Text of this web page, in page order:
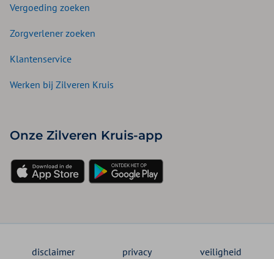
Vergoeding zoeken
Zorgverlener zoeken
Klantenservice
Werken bij Zilveren Kruis
Onze Zilveren Kruis-app
disclaimer privacy veiligheid